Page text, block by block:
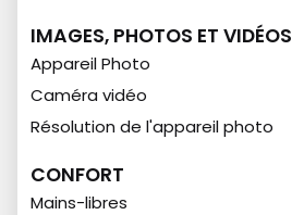
IMAGES, PHOTOS ET VIDÉOS
Appareil Photo
Caméra vidéo
Résolution de l'appareil photo
CONFORT
Mains-libres